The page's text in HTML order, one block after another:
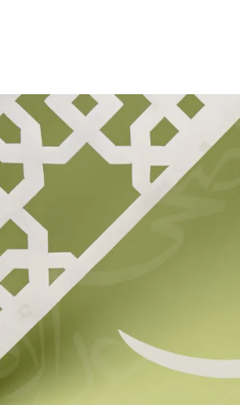
مجلة سيدتي
غلاف رفمي